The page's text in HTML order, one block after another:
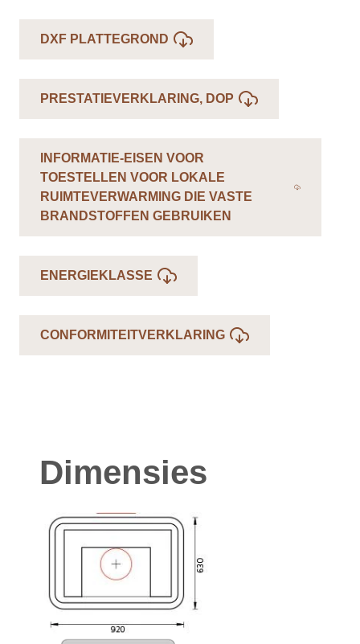
DXF PLATTEGROND
PRESTATIEVERKLARING, DOP
INFORMATIE-EISEN VOOR
TOESTELLEN VOOR LOKALE
RUIMTEVERWARMING DIE VASTE
BRANDSTOFFEN GEBRUIKEN
ENERGIEKLASSE
CONFORMITEITVERKLARING
Dimensies